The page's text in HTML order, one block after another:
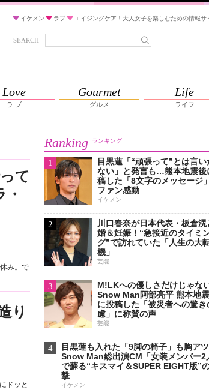
イケメン ラブ エイジングケア！大人女子を楽しむための情報サ
SEARCH
Love
ラ ブ
Gourmet
グルメ
Life
ライフ
て
み。で
り
ドッと
Ranking ランキング
1
目黒蓮「“頑張って”とは言い
ない」と発言も…熊本地震後
稿した「8文字のメッセージ
ファン感動
イケメン
2
川口春奈が日本代表・板倉滉
婚＆妊娠！“急接近のタイミ
グ”で訪れていた「人生の大
機」
芸能
3
M!LKへの優しさだけじゃな
Snow Man阿部亮平 熊本地
に投稿した「被災者への驚き
慮」に称賛の声
芸能
4
目黒蓮も入れた「9脚の椅子」も胸アツ
Snow Man総出演CM「女装メンバー2
で蘇る“キスマイ＆SUPER EIGHT版”
撃
イケメン